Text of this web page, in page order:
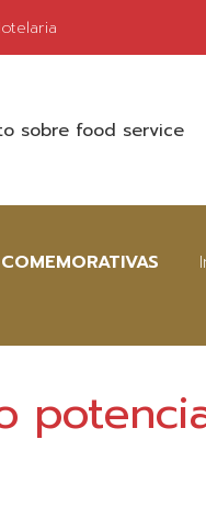
sobre food service